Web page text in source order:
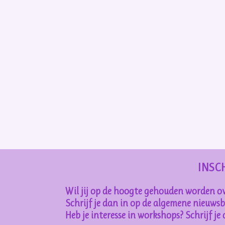
Wil jij op de hoogte gehouden worden
Schrijf je dan in op de algemene
Heb je interesse in workshops? Schrijf